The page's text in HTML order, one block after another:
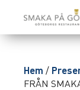
Hem /
FRÅN